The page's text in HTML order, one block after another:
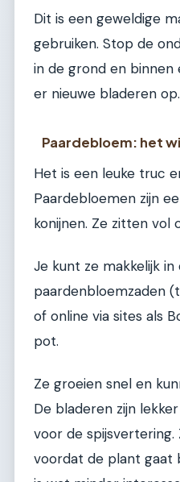
Dit is een geweldige
gebruiken. Stop de
in de grond en binnen
er nieuwe bladeren
Paardebloem: het
Het is een leuke truc
Paardebloemen zijn
konijnen. Ze zitten vol
Je kunt ze makkelijk
paardenbloemzaden
of online via sites als
pot.
Ze groeien snel en
De bladeren zijn
voor de
voordat de plant gaat